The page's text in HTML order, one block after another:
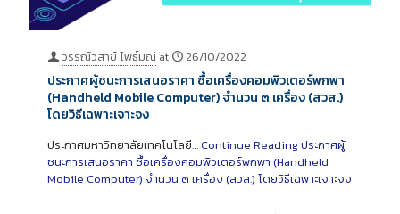
วรรณ์วิสาข์ โพธิ์มณี at 26/10/2022
ประกาศผู้ชนะการเสนอราคา ซื้อเครื่องคอมพิวเตอร์พกพา
(Handheld Mobile Computer) จำนวน ๓ เครื่อง (สวส.)
โดยวิธีเฉพาะเจาะจง
ประกาศมหาวิทยาลัยเทคโนโลยี… Continue Readingประกาศผู้
ชนะการเสนอราคา ซื้อเครื่องคอมพิวเตอร์พกพา (Handheld
Mobile Computer) จำนวน ๓ เครื่อง (สวส.) โดยวิธีเฉพาะเจาะจง